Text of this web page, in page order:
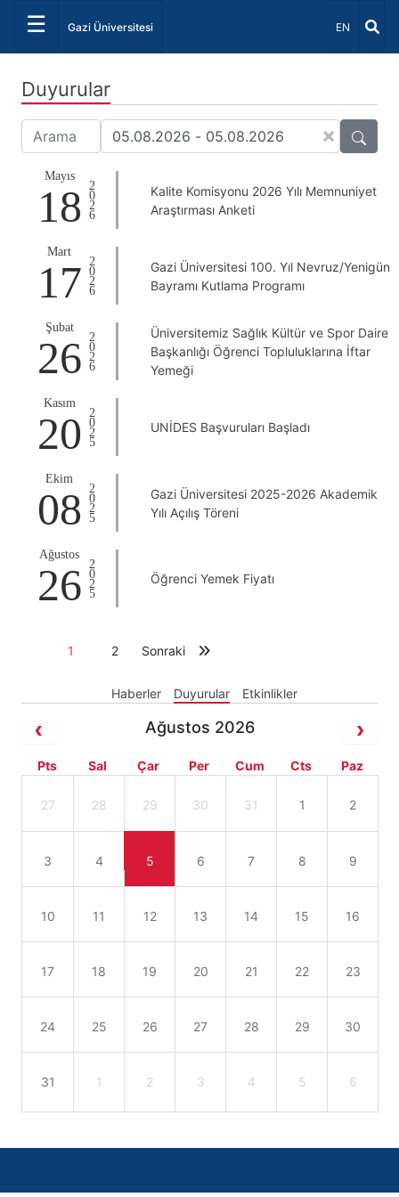
☰ Gazi Üniversitesi Dil Seçiniz
EN
Duyurular
×
Mayıs
18 2026
Kalite Komisyonu 2026 Yılı Memnuniyet
Araştırması Anketi
Mart
17 2026
Gazi Üniversitesi 100. Yıl Nevruz/Yenigün
Bayramı Kutlama Programı
Şubat
26 2026
Üniversitemiz Sağlık Kültür ve Spor Daire
Başkanlığı Öğrenci Topluluklarına İftar
Yemeği
Kasım
20 2025 UNİDES Başvuruları Başladı
Ekim
08 2025
Gazi Üniversitesi 2025-2026 Akademik
Yılı Açılış Töreni
Ağustos
26 2025 Öğrenci Yemek Fiyatı
1 2 Sonraki
Haberler Duyurular Etkinlikler
Ağustos 2026
Pts Sal Çar Per Cum Cts Paz
27 28 29 30 31 1 2
3 4 5 6 7 8 9
10 11 12 13 14 15 16
17 18 19 20 21 22 23
24 25 26 27 28 29 30
31 1 2 3 4 5 6